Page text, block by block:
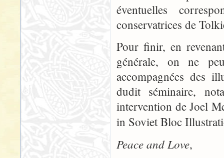
éventuelles
conservatrices de
Pour finir, en
générale, on ne
accompagnées des
dudit séminaire,
intervention de Joel
in Soviet Bloc
Peace and Love,